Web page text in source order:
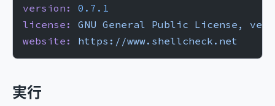
version: 0.7.1
license: GNU General Public License,
website:
https://www.shellcheck.net
実行